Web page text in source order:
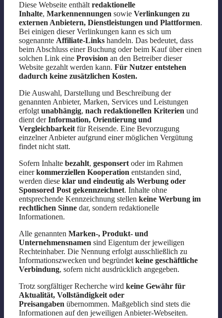
Diese Webseite enthält redaktionelle
Inhalte, Markennennungen sowie Verlinkungen zu
externen Anbietern, Dienstleistungen und Plattformen.
Bei einigen dieser Verlinkungen kann es sich um
sogenannte Affiliate-Links handeln. Das bedeutet, dass
beim Abschluss einer Buchung oder beim Kauf über einen
solchen Link eine Provision an den Betreiber dieser
Website gezahlt werden kann. Für Nutzer entstehen
dadurch keine zusätzlichen Kosten.
Die Auswahl, Darstellung und Beschreibung der
genannten Anbieter, Marken, Services und Leistungen
erfolgt unabhängig, nach redaktionellen Kriterien und
dient derInformation, Orientierung und
Vergleichbarkeit für Reisende. Eine Bevorzugung
einzelner Anbieter aufgrund einer möglichen Vergütung
findet nicht statt.
Sofern Inhalte bezahlt, gesponsert oder im Rahmen
einerkommerziellen Kooperation entstanden sind,
werden diese klar und eindeutig als Werbung oder
Sponsored Post gekennzeichnet. Inhalte ohne
entsprechende Kennzeichnung stellen keine Werbung im
rechtlichen Sinne dar, sondern redaktionelle
Informationen.
Alle genannten Marken-, Produkt- und
Unternehmensnamen sind Eigentum der jeweiligen
Rechteinhaber. Die Nennung erfolgt ausschließlich zu
Informationszwecken und begründet keine geschäftliche
Verbindung, sofern nicht ausdrücklich angegeben.
Trotz sorgfältiger Recherche wird keine Gewähr für
Aktualität, Vollständigkeit oder
Preisangaben übernommen. Maßgeblich sind stets die
Informationen auf den jeweiligen Anbieter-Webseiten.